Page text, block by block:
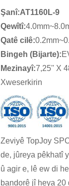
Şanî:AT1160L-9
Qewîtî:
Qatê cilê:
Bingeh (Bijarte):
Mezinayî:7,25'' X
Xweserkirin
Zeviyê TopJoy
de, jûreya pêkhatî
û agir e, lê ew di
bandorê jî heya